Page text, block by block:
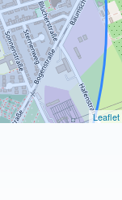
Leaflet